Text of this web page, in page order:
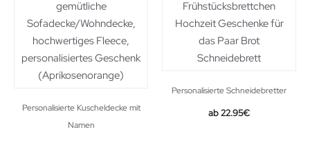
Personalisierte Kuscheldecke mit
Namen
Personalisierte Schneidebretter
22.95€